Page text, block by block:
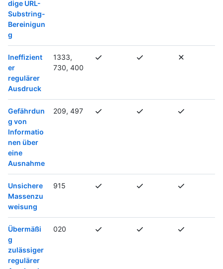
dige URL-
Substring-
Bereinigun
g
Ineffizient
er
regulärer
Ausdruck
1333,
730, 400
Gefährdun
g von
Informatio
nen über
eine
Ausnahme
209, 497
Unsichere
Massenzu
weisung
915
Übermäßi
g
zulässiger
regulärer
020